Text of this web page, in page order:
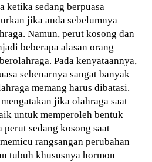
ketika sedang berpuasa
jika anda sebelumnya
Namun, perut kosong dan
beberapa alasan orang
Pada kenyataannya,
sebenarnya sangat banyak
memang harus dibatasi.
jika olahraga saat
untuk memperoleh bentuk
sedang kosong saat
rangsangan perubahan
tubuh khususnya hormon